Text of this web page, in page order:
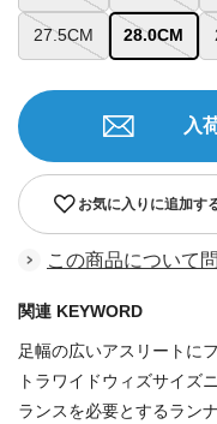
27.5CM 28.0CM
お気に入りに追加す
入
この商品について
関連 KEYWORD
足幅の広いアスリートに
トラワイドウィズサイズ
ランスを必要とするラン